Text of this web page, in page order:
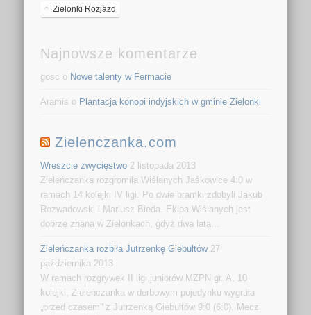
Zielonki Rozjazd
Najnowsze komentarze
gosc o Nowe talenty w Fermacie
Aramis o Plantacja konopi indyjskich w gminie Zielonki
Zielenczanka.com
Wreszcie zwycięstwo 2 listopada 2013
Zieleńczanka rozgromiła Wiślanych Jaśkowice 4:0 w
ramach 14 kolejki IV ligi. Po dwie bramki zdobyli Jakub
Rozwadowski i Mariusz Bieda. Ekipa Wiślanych jest
dobrze znana w Zielonkach, gdyż dwa lata...
Zieleńczanka rozbiła Jutrzenkę Giebułtów 27
października 2013
W ramach rozgrywek II ligi juniorów MZPN gr. A, 10
kolejki, Zieleńczanka w derbowym pojedynku wygrała
„przed czasem” z Jutrzenką Giebułtów 9:0 (6:0). Mecz